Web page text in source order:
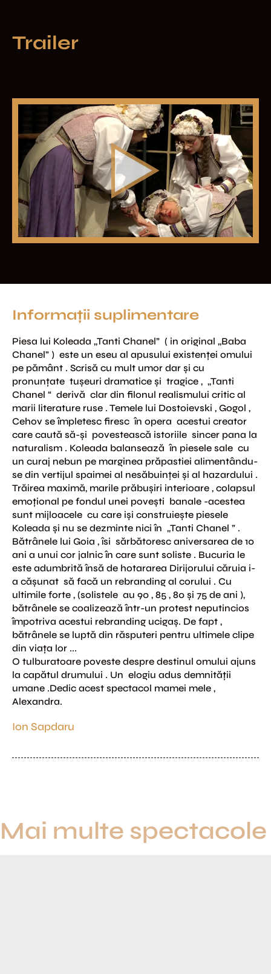
Trailer
Informații suplimentare
Piesa lui Koleada ,,Tanti Chanel”  ( in original ,,Baba
Chanel” )  este un eseu al apusului existenţei omului
pe pământ . Scrisă cu mult umor dar şi cu
pronunţate  tuşeuri dramatice şi  tragice ,  ,,Tanti
Chanel “  derivă  clar din filonul realismului critic al
marii literature ruse . Temele lui Dostoievski , Gogol ,
Cehov se împletesc firesc  în opera  acestui creator
care caută să-şi  povestească istoriile  sincer pana la
naturalism . Koleada balansează  în piesele sale  cu
un curaj nebun pe marginea prăpastiei alimentându-
se din vertijul spaimei al nesăbuinţei şi al hazardului .
Trăirea maximă, marile prăbuşiri interioare , colapsul
emoţional pe fondul unei poveşti  banale -acestea
sunt mijloacele  cu care işi construieşte piesele
Koleada şi nu se dezminte nici în  ,,Tanti Chanel ” .
Bătrânele lui Goia , îsi  sărbătoresc aniversarea de 10
ani a unui cor jalnic în care sunt soliste . Bucuria le
este adumbrită însă de hotararea Dirijorului căruia i-
a căşunat  să facă un rebranding al corului . Cu
ultimile forte , (solistele  au 90 , 85 , 80 şi 75 de ani ),
bătrânele se coalizează într-un protest neputincios
împotriva acestui rebranding ucigaş. De fapt ,
bătrânele se luptă din răsputeri pentru ultimele clipe
din viaţa lor ...
O tulburatoare poveste despre destinul omului ajuns
la capătul drumului . Un  elogiu adus demnităţii
umane .Dedic acest spectacol mamei mele ,
Alexandra.
Ion Sapdaru
Mai multe spectacole